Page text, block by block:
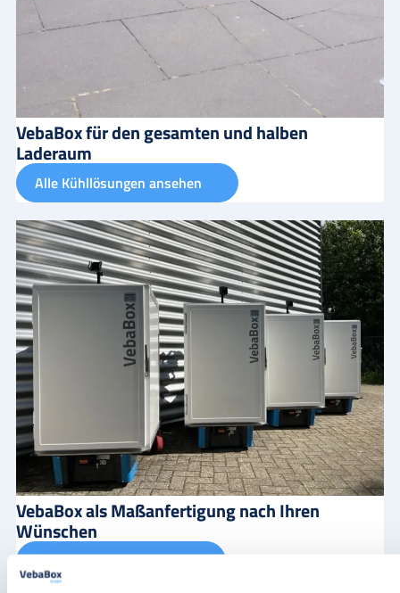
VebaBox für den gesamten und halben
Laderaum
Alle Kühllösungen ansehen
VebaBox als Maßanfertigung nach Ihren
Wünschen
Möglichkeiten entdecken